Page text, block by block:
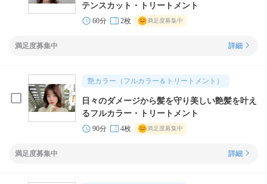
テンスカット・トリートメント
60分 2枚 満足度募集中
満足度募集中 詳細
艶カラー（フルカラー＆トリートメント）
日々のダメージから髪を守り美しい艶髪を叶え
るフルカラー・トリートメント
90分 4枚 満足度募集中
満足度募集中 詳細